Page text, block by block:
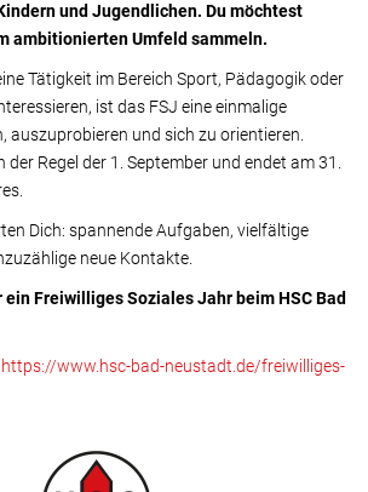
und Jugendlichen. Du möchtest
ambitionierten Umfeld sammeln.
Tätigkeit im Bereich Sport, Pädagogik oder
ist das FSJ eine einmalige
auszuprobieren und sich zu orientieren.
der Regel der 1. September und endet am 31.
Dich: spannende Aufgaben, vielfältige
neue Kontakte.
ein Freiwilliges Soziales Jahr beimHSCBad
https://www.hsc-bad-neustadt.de/freiwilliges-